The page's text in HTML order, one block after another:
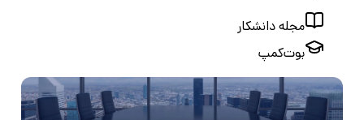
مجله دانشکار
بوت‌کمپ